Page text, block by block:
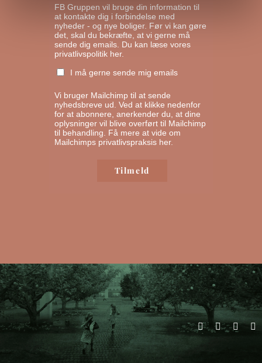
FB Gruppen vil bruge din information til
at kontakte dig i forbindelse med
nyheder - og nye boliger. Før vi kan gøre
det, skal du bekræfte, at vi gerne må
sende dig emails. Du kan læse vores
privatlivspolitik her.
I må gerne sende mig emails
Vi bruger Mailchimp til at sende
nyhedsbreve ud. Ved at klikke nedenfor
for at abonnere, anerkender du, at dine
oplysninger vil blive overført til Mailchimp
til behandling. Få mere at vide om
Mailchimps privatlivspraksis her.